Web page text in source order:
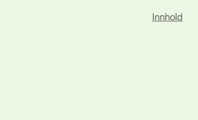
Innhold